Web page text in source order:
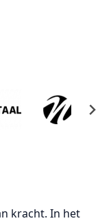
kracht. In het